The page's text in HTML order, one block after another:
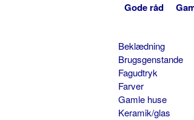
Gode råd
Beklædning
Brugsgenstande
Fagudtryk
Farver
Gamle huse
Keramik/glas